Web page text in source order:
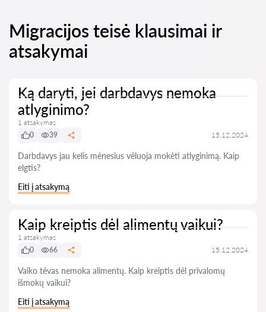
Migracijos teisė klausimai ir
atsakymai
Ką daryti, jei darbdavys nemoka
atlyginimo?
1 atsakymas
0
39 15.12.2024
Darbdavys jau kelis mėnesius vėluoja mokėti atlyginimą. Kaip
elgtis?
Eiti į atsakymą
Kaip kreiptis dėl alimentų vaikui?
1 atsakymas
0
66 15.12.2024
Vaiko tėvas nemoka alimentų. Kaip kreiptis dėl privalomų
išmokų vaikui?
Eiti į atsakymą